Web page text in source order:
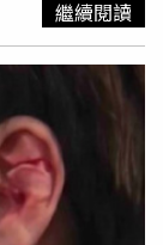
的目標。巴黎智
of
夏爾（Denis
希望鞏固敘
能維持敘利亞
的土耳其影響
重要支持者；
持續對敘利亞
語氣向歌迷分享
就彷彿忘記疼
不痛了，大家
絲湧入社群平
弄摔倒的，是
」、「真的太
唱會早點結
健康平安對我
繼續閱讀